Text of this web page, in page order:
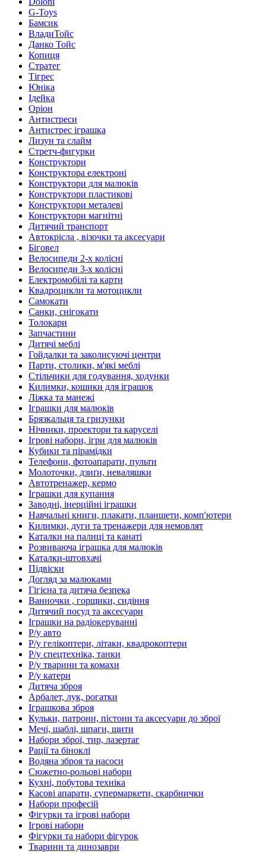
G-Toys
Бамсик
ВладиТойс
Данко Тойс
Копиця
Стратег
Тігрес
Юніка
Ідейка
Оріон
Антистреси
Антистрес іграшка
Лизун та слайм
Стретч-фигурки
Конструктори
Конструктора електроні
Конструктори для малюків
Конструктори пластикові
Конструктори металеві
Конструктори магнітні
Дитячий транспорт
Автокрісла , візочки та аксесуари
Біговел
Велосипеди 2-х колісні
Велосипеди 3-х колісні
Електромобілі та карти
Квадроцикли та мотоцикли
Самокати
Санки, снігокати
Толокари
Запчастини
Дитячі меблі
Гойдалки та заколисуючі центри
Парти, столики, м'які меблі
Стільчики для годування, ходунки
Килимки, кошики для іграшок
Ліжка та манежі
Іграшки для малюків
Брязкальця та гризунки
Нічники, проектори та каруселі
Ігрові набори, ігри для малюків
Кубики та пірамідки
Телефони, фотоапарати, пульти
Молоточки, дзиґи, неваляшки
Автотренажер, кермо
Іграшки для купання
Заводні, інерційні іграшки
Навчальні книги, плакати, планшети, комп'ютери
Килимки, дуги та тренажери для немовлят
Каталки на палиці та канаті
Розвиваюча іграшка для малюків
Каталки-штовхачі
Підвіски
Догляд за малюками
Гігієна та дитяча безпека
Ванночки , горщики, сидіння
Дитячий посуд та аксесуари
Іграшки на радіокеруванні
Р/у авто
Р/у гелікоптери, літаки, квадрокоптери
Р/у спецтехніка, танки
Р/у тварини та комахи
Р/у катери
Дитяча зброя
Арбалет, лук, рогатки
Іграшкова зброя
Кульки, патрони, пістони та аксесуари до зброї
Мечі, шаблі, шпаги, щити
Набори зброї, тир, лазертаг
Рації та біноклі
Водяна зброя та насоси
Сюжетно-рольові набори
Кухні, побутова техніка
Касові апарати, супермаркети, скарбнички
Набори професій
Фігурки та ігрові набори
Ігрові набори
Фігурки та набори фігурок
Тварини та динозаври